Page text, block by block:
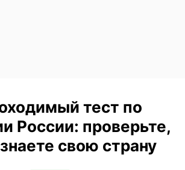
тест по
России: проверьте,
свою страну